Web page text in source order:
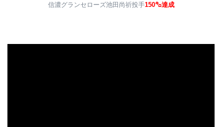
信濃グランセローズ池田尚祈投手150㌔達成